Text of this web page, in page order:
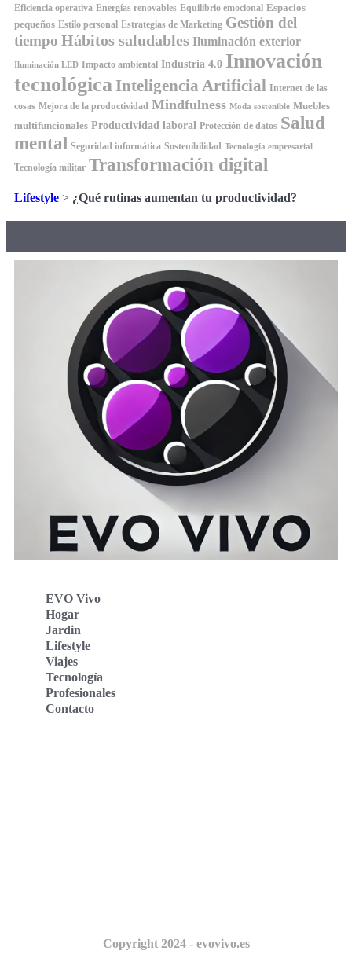
Eficiencia operativa Energías renovables Equilibrio emocional Espacios
pequeños Estilo personal Estrategias de Marketing Gestión del
tiempo Hábitos saludables Iluminación exterior
Iluminación LED Impacto ambiental Industria 4.0 Innovación
tecnológica Inteligencia Artificial Internet de las
cosas Mejora de la productividad Mindfulness Moda sostenible Muebles
multifuncionales Productividad laboral Protección de datos Salud
mental Seguridad informática Sostenibilidad Tecnología empresarial
Tecnología militar Transformación digital
Lifestyle > ¿Qué rutinas aumentan tu productividad?
EVO Vivo
Hogar
Jardin
Lifestyle
Viajes
Tecnología
Profesionales
Contacto
Copyright 2024 - evovivo.es